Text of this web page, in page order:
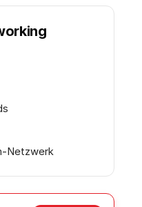
Netzwerk